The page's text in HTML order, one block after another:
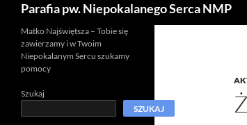
Parafia pw. Niepokalanego Serca NMP
Matko Najświętsza – Tobie się
zawierzamy i w Twoim
Niepokalanym Sercu szukamy
pomocy
Szukaj
SZUKAJ